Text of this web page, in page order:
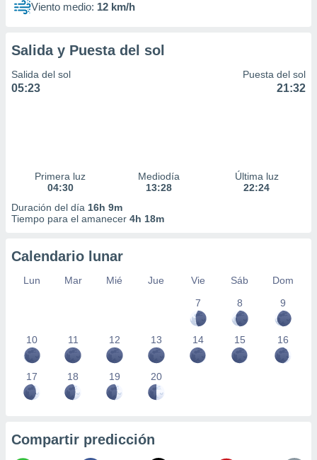
Viento medio: 12 km/h
Salida y Puesta del sol
Salida del sol
05:23
Puesta del sol
21:32
Primera luz
04:30
Mediodía
13:28
Última luz
22:24
Duración del día 16h 9m
Tiempo para el amanecer 4h 18m
Calendario lunar
Lun Mar Mié Jue Vie Sáb
Dom
7
8 9
10 11 12 13 14 15 16
17 18 19 20
Compartir predicción